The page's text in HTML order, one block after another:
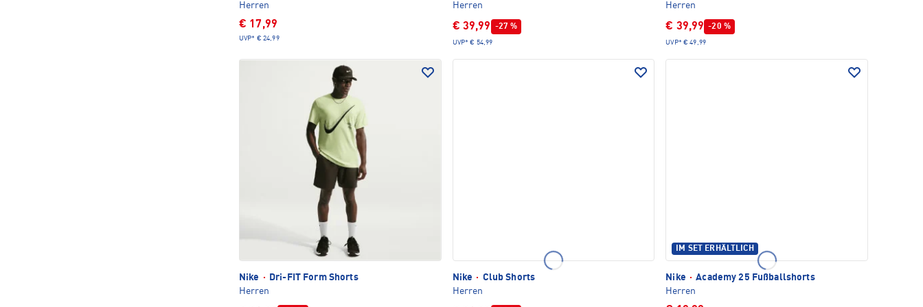
Herren
€ 17,99
UVP* € 24,99
Herren
€ 39,99 -27 %
UVP* € 54,99
Herren
€ 39,99 -20 %
UVP* € 49,99
Nike ·
Dri-FIT Form Shorts
Herren
Nike · Club Shorts
Herren
IM SET ERHÄLTLICH
Nike · Academy 25 Fußballshorts
Herren